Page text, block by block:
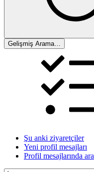
Gelişmiş Arama…
Şu anki ziyaretçiler
Yeni profil mesajları
Profil mesajlarında ara